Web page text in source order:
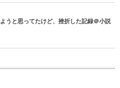
うと思ってたけど、挫折した記録＠小説